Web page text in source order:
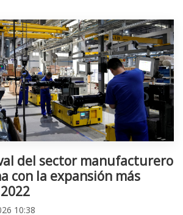
del sector manufacturero
con la expansión más
10:38